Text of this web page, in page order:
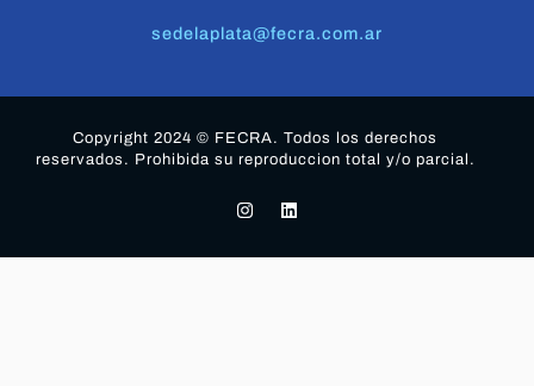
sedelaplata@fecra.com.ar
Copyright 2024 © FECRA. Todos los derechos
reservados. Prohibida su reproduccion total y/o parcial.